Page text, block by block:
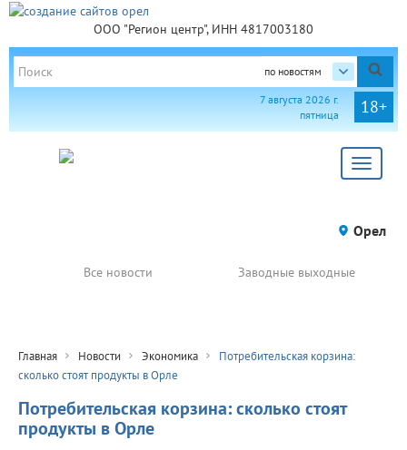
ООО "Регион центр", ИНН 4817003180
по новостям
18+
7 августа 2026 г.
пятница
Toggle
Орел
Все новости Заводные выходные
Главная Новости Экономика
Потребительская корзина:
сколько стоят продукты в Орле
Потребительская корзина: сколько стоят
продукты в Орле